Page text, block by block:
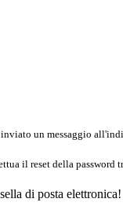
inviato un messaggio
il reset della password
di posta elettronica!